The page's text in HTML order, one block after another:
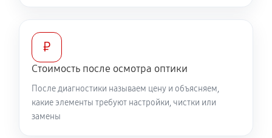
Протяжка соединений трансфокатора
Замена светофильтра объектива Canon CN-E
COMPACT-SERVO 70-200 mm T4.4 L IS KAS S
₽
Стоимость после осмотра оптики
После диагностики называем цену и объясняем,
какие элементы требуют настройки, чистки или
замены